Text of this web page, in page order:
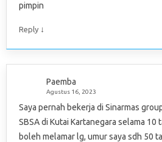
pimpin
Reply ↓
Paemba
Agustus 16, 2023
Saya pernah bekerja di Sinarmas
SBSA di Kutai Kartanegara selama 10
boleh melamar lg, umur saya sdh 50